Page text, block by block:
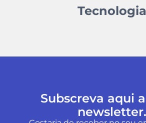
Tecnologia
Subscreva aqui
newsletter.